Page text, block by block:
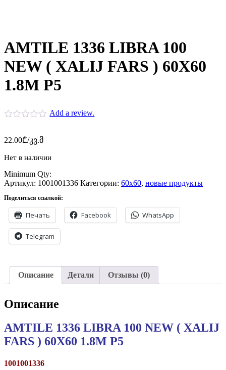
AMTILE 1336 LIBRA 100
NEW ( XALIJ FARS ) 60X60
1.8M P5
Add a review.
22.00₾/კვ.მ
Нет в наличии
Minimum Qty:
Артикул: 1001001336 Категории: 60x60, новые продукты
Поделиться ссылкой:
Печать Facebook WhatsApp
Telegram
Описание Детали Отзывы (0)
Описание
AMTILE 1336 LIBRA 100 NEW ( XALIJ
FARS ) 60X60 1.8M P5
1001001336